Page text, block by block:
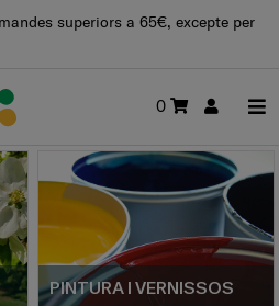
superiors a 65€, excepte per
0
PINTURA I VERNISSOS